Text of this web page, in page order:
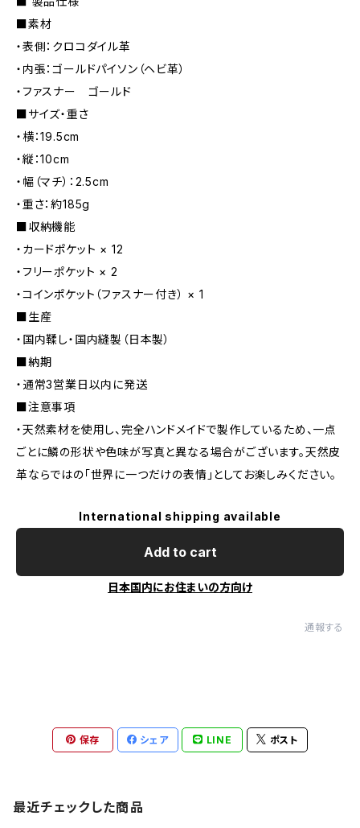
■素材
・表側：クロコダイル革
・内張：ゴールドパイソン（ヘビ革）
・ファスナー ゴールド
■サイズ・重さ
・横：19.5cm
・縦：10cm
・幅（マチ）：2.5cm
・重さ：約185g
■収納機能
・カードポケット × 12
・フリーポケット × 2
・コインポケット（ファスナー付き） × 1
■生産
・国内鞣し・国内縫製（日本製）
■納期
・通常3営業日以内に発送
■注意事項
・天然素材を使用し、完全ハンドメイドで製作しているため、一点
ごとに鱗の形状や色味が写真と異なる場合がございます。天然皮
革ならではの「世界に一つだけの表情」としてお楽しみください。
International shipping available
Add to cart
日本国内にお住まいの方向け
通報する
保存 シェア LINE ポスト
最近チェックした商品